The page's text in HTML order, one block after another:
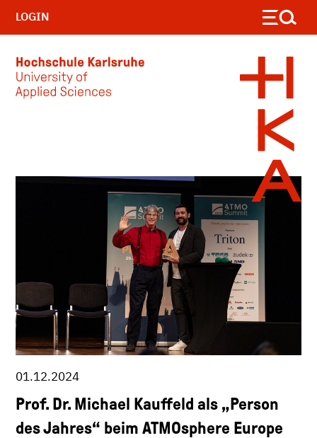
LOGIN
01.12.2024
Prof. Dr. Michael Kauffeld als „Person
des Jahres“ beim ATMOsphere Europe